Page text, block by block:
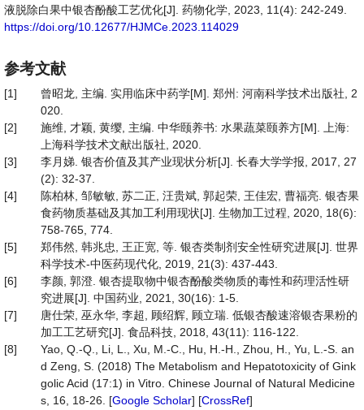
液脱除白果中银杏酚酸工艺优化[J]. 药物化学, 2023, 11(4): 242-249.
https://doi.org/10.12677/HJMCe.2023.114029
参考文献
[1]
曾昭龙, 主编. 实用临床中药学[M]. 郑州: 河南科学技术出版社, 2
020.
[2]
施维, 才颖, 黄缨, 主编. 中华颐养书: 水果蔬菜颐养方[M]. 上海:
上海科学技术文献出版社, 2020.
[3]
李月娣. 银杏价值及其产业现状分析[J]. 长春大学学报, 2017, 27
(2): 32-37.
[4]
陈柏林, 邹敏敏, 苏二正, 汪贵斌, 郭起荣, 王佳宏, 曹福亮. 银杏果
食药物质基础及其加工利用现状[J]. 生物加工过程, 2020, 18(6):
758-765, 774.
[5]
郑伟然, 韩兆忠, 王正宽, 等. 银杏类制剂安全性研究进展[J]. 世界
科学技术-中医药现代化, 2019, 21(3): 437-443.
[6]
李颜, 郭澄. 银杏提取物中银杏酚酸类物质的毒性和药理活性研
究进展[J]. 中国药业, 2021, 30(16): 1-5.
[7]
唐仕荣, 巫永华, 李超, 顾绍辉, 顾立瑞. 低银杏酸速溶银杏果粉的
加工工艺研究[J]. 食品科技, 2018, 43(11): 116-122.
[8]
Yao, Q.-Q., Li, L., Xu, M.-C., Hu, H.-H., Zhou, H., Yu, L.-S. an
d Zeng, S. (2018) The Metabolism and Hepatotoxicity of Gink
golic Acid (17:1) in Vitro. Chinese Journal of Natural Medicine
s, 16, 18-26. [Google Scholar] [CrossRef]